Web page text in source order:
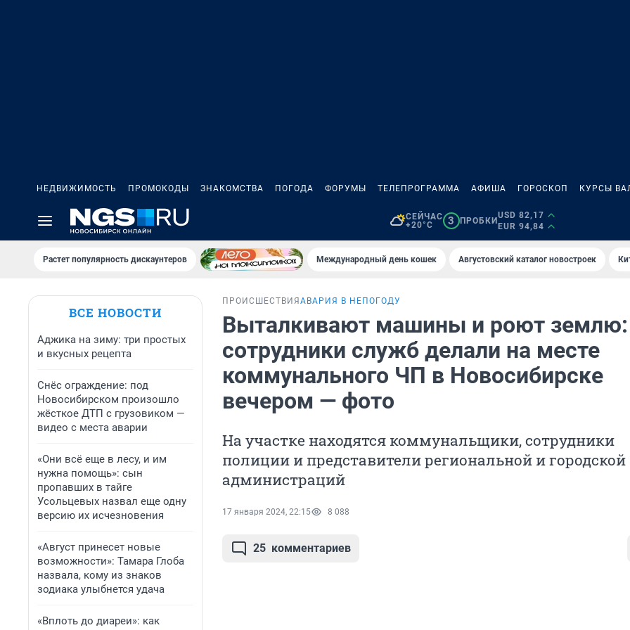
НЕДВИЖИМОСТЬ ПРОМОКОДЫ ЗНАКОМСТВА ПОГОДА ФОРУМЫ ТЕЛЕПРОГРАММА АФИША ГОРОСКОП КУРСЫ
СЕЙЧАС
+20°C
3 ПРОБКИ
USD 82,17
EUR 94,84
Растет популярность дискаунтеров Международный день кошек Августовский каталог новостроек
ВСЕ НОВОСТИ
Аджика на зиму: три простых
и вкусных рецепта
Снёс ограждение: под
Новосибирском произошло
жёсткое ДТП с грузовиком —
видео с места аварии
«Они всё еще в лесу, и им
нужна помощь»: сын
пропавших в тайге
Усольцевых назвал еще одну
версию их исчезновения
«Август принесет новые
возможности»: Тамара Глоба
назвала, кому из знаков
зодиака улыбнется удача
«Вплоть до диареи»: как
ПРОИСШЕСТВИЯ АВАРИЯ В НЕПОГОДУ
Выталкивают машины и роют землю:
сотрудники служб делали на месте
коммунального ЧП в Новосибирске
вечером — фото
На участке находятся коммунальщики, сотрудники
полиции и представители региональной и городской
администраций
17 января 2024, 22:15 8 088
25 комментариев